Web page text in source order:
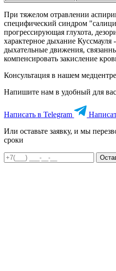
При тяжелом отравлении
специфический синдром
прогрессирующая глухота,
характерное дыхание
дыхательные движения,
компенсировать закисление
Консультация в нашем медцентре
Напишите нам в удобный для
Написать в Telegram
Или оставьте заявку, и мы
сроки